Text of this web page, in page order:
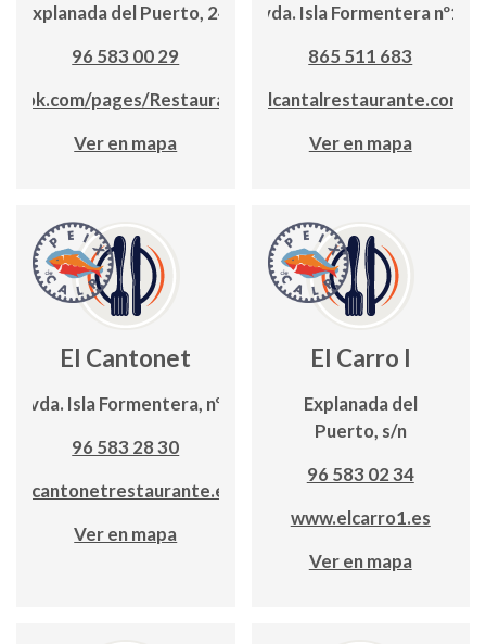
Explanada del Puerto, 24
96 583 00 29
pages/RestauranteElCamion
Ver en mapa
Avda. Isla Formentera nº16
865 511 683
elcantalrestaurante.com
Ver en mapa
El Cantonet
Avda. Isla Formentera, nº5
96 583 28 30
elcantonetrestaurante.es
Ver en mapa
El Carro I
Explanada del
Puerto, s/n
96 583 02 34
www.elcarro1.es
Ver en mapa